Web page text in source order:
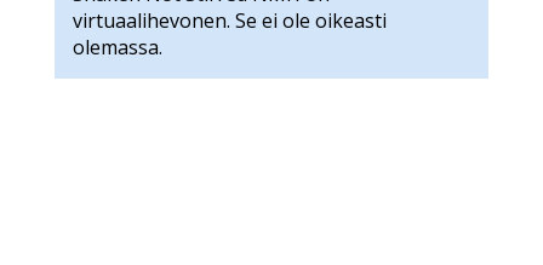
virtuaalihevonen. Se ei ole oikeasti
olemassa.